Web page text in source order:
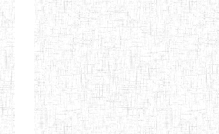
ENIEG BILINGUE
LE NORMALIEN
CITOYEN
01/08/2014 ENIEG
ENIEG BILINGUE
CLAIRE
FONTAINE
03/10/2012 ENIEG
ENIEG BILINGUE
25/06/2014 ENIEG